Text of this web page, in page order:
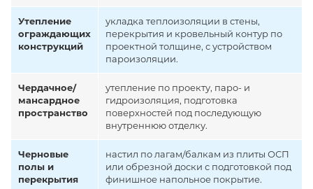
Утепление
ограждающих
конструкций
укладка теплоизоляции в стены,
перекрытия и кровельный контур по
проектной толщине, с устройством
пароизоляции.
Чердачное/
мансардное
пространство
утепление по проекту, паро- и
гидроизоляция, подготовка
поверхностей под последующую
внутреннюю отделку.
Черновые
полы и
перекрытия
настил по лагам/балкам из плиты ОСП
или обрезной доски с подготовкой под
финишное напольное покрытие.